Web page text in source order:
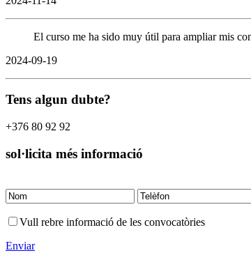
El curso me ha sido muy útil para ampliar mis
2024-09-19
Tens algun dubte?
+376 80 92 92
sol·licita més informació
Vull rebre informació de les convocatòries
Enviar